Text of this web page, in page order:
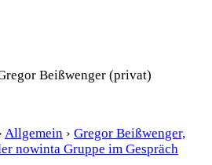
Beißwenger (privat)
Allgemein › Gregor Beißwenger,
nowinta Gruppe im Gespräch